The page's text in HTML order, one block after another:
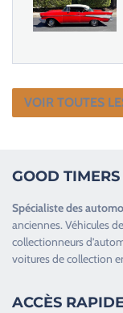
VOIR TOUTES
GOOD TIMERS
Spécialiste des
anciennes.Véhicules
collectionneurs d’
voitures de collection
ACCÈS